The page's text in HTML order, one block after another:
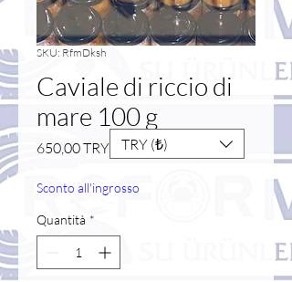
SKU: RfmDksh
Caviale di riccio di
mare 100 g
650,00 TRYPrezzo
Sconto all'ingrosso
Quantità *
TRY (₺)